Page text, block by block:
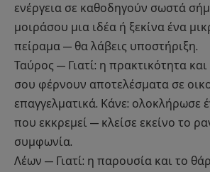
ενέργεια σε καθοδηγούν σωστά
μοιράσου μια ιδέα ή ξεκίνα ένα
πείραμα — θα λάβεις υποστήριξη.
Ταύρος — Γιατί: η πρακτικότητα
σου φέρνουν αποτελέσματα σε
επαγγελματικά. Κάνε: ολοκλήρωσε
που εκκρεμεί — κλείσε εκείνο το
συμφωνία.
Λέων — Γιατί: η παρουσία και το